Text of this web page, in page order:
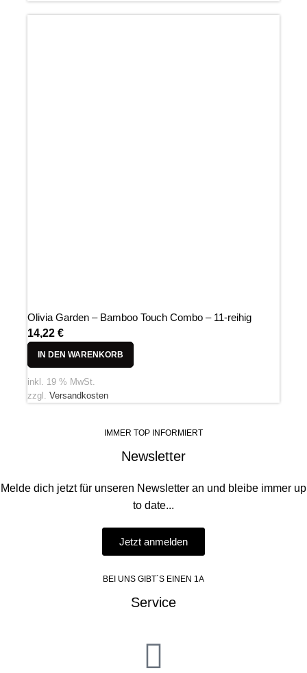
Olivia Garden – Bamboo Touch Combo – 11-reihig
14,22 €
IN DEN WARENKORB
inkl. 19 % MwSt.
zzgl. Versandkosten
IMMER TOP INFORMIERT
Newsletter
Melde dich jetzt für unseren Newsletter an und bleibe immer up
to date...
Jetzt anmelden
BEI UNS GIBT´S EINEN 1A
Service